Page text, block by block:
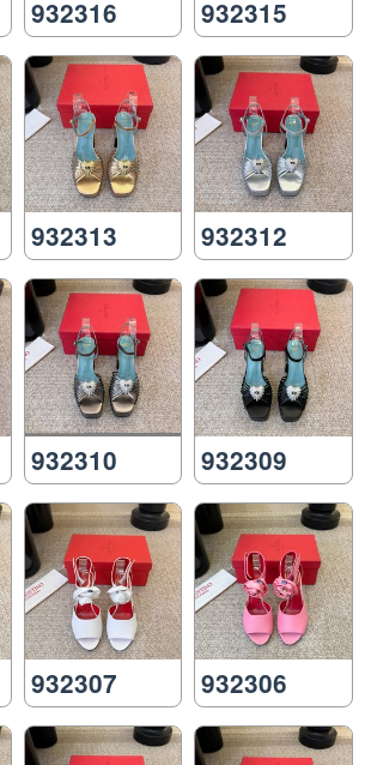
932316 932315
932313 932312
932310 932309
932307 932306